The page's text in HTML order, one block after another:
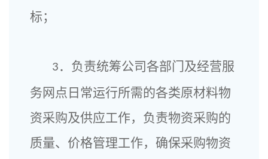
标；
3．负责统筹公司各部门及经营服
务网点日常运行所需的各类原材料物
资采购及供应工作，负责物资采购的
质量、价格管理工作，确保采购物资